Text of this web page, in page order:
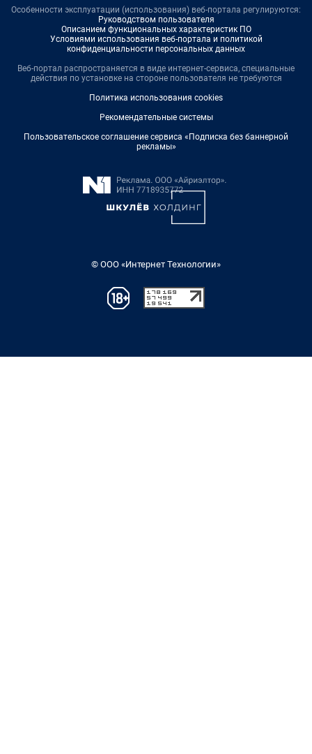
Особенности эксплуатации (использования) веб-портала регулируются:
Руководством пользователя
Описанием функциональных характеристик ПО
Условиями использования веб-портала и политикой
конфиденциальности персональных данных
Веб-портал распространяется в виде интернет-сервиса, специальные
действия по установке на стороне пользователя не требуются
Политика использования cookies
Рекомендательные системы
Пользовательское соглашение сервиса «Подписка без баннерной
рекламы»
© ООО «Интернет Технологии»